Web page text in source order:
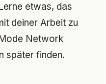
etwas, das
deiner Arbeit zu
Network
später finden.